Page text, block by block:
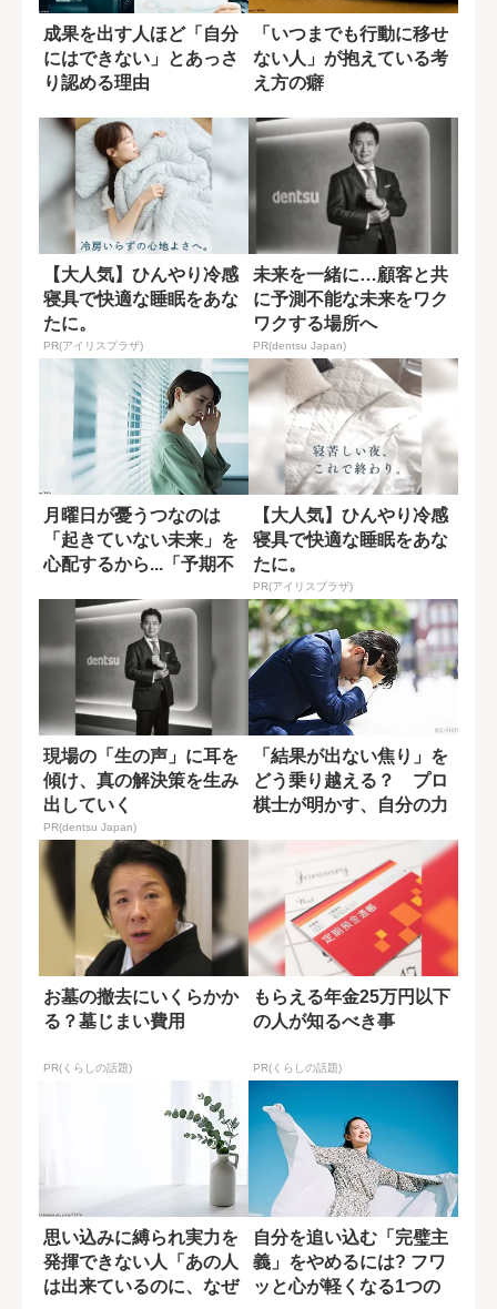
成果を出す人ほど「自分
にはできない」とあっさ
り認める理由
「いつまでも行動に移せ
ない人」が抱えている考
え方の癖
【大人気】ひんやり冷感
寝具で快適な睡眠をあな
たに。
PR(アイリスプラザ)
未来を一緒に…顧客と共
に予測不能な未来をワク
ワクする場所へ
PR(dentsu Japan)
月曜日が憂うつなのは
「起きていない未来」を
心配するから...「予期不
【大人気】ひんやり冷感
寝具で快適な睡眠をあな
たに。
PR(アイリスプラザ)
現場の「生の声」に耳を
傾け、真の解決策を生み
出していく
PR(dentsu Japan)
「結果が出ない焦り」を
どう乗り越える？ プロ
棋士が明かす、自分の力
お墓の撤去にいくらかか
る？墓じまい費用
PR(くらしの話題)
もらえる年金25万円以下
の人が知るべき事
PR(くらしの話題)
思い込みに縛られ実力を
発揮できない人「あの人
は出来ているのに、なぜ
自分を追い込む「完璧主
義」をやめるには? フワ
ッと心が軽くなる1つの